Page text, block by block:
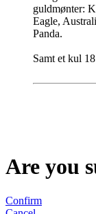
guldmønter:
Eagle,
Panda.
Samt et kul
Are you
Confirm